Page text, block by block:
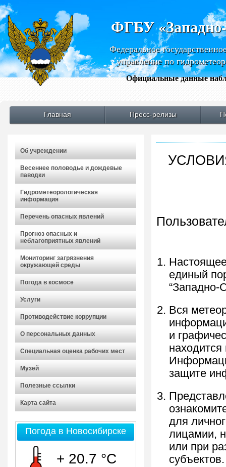
ФГБУ
Федеральное
управление по
Официальные данные
Главная Пресс-релизы
Об учреждении
Весеннее половодье и дождевые
паводки
Гидрометеорологическая
информация
Перечень опасных явлений
Прогноз опасных и
неблагоприятных явлений
Мониторинг загрязнения
окружающей среды
Погода в космосе
Услуги
Противодействие коррупции
О персональных данных
Специальная оценка рабочих мест
Музей
Полезные ссылки
Карта сайта
Погода в Новосибирске
+ 20.7 °C
единый
“Западно-
Вся
и
защите
для
лицамии,
или при
субъектов.